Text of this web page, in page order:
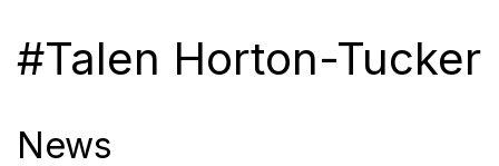
#Talen Horton-Tucker
News